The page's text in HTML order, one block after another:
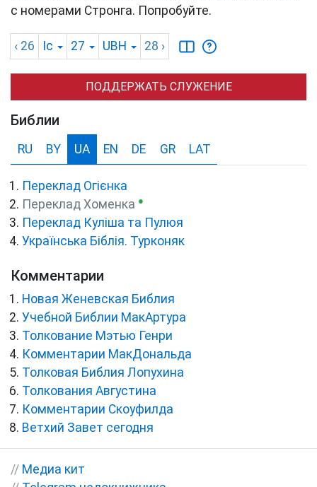
с номерами Стронга. Попробуйте.
‹ 26 Іс 27 UBH 28 ›
ПОДДЕРЖАТЬ СЛУЖЕНИЕ
Библии
RU BY UA EN DE GR LAT
Переклад Огієнка
Переклад Хоменка ●
Переклад Куліша та Пулюя
Українська Біблія. Турконяк
Комментарии
Новая Женевская Библия
Учебной Библии МакАртура
Толкование Мэтью Генри
Комментарии МакДональда
Толковая Библия Лопухина
Толкования Августина
Комментарии Скоуфилда
Ветхий Завет сегодня
// Медиа кит